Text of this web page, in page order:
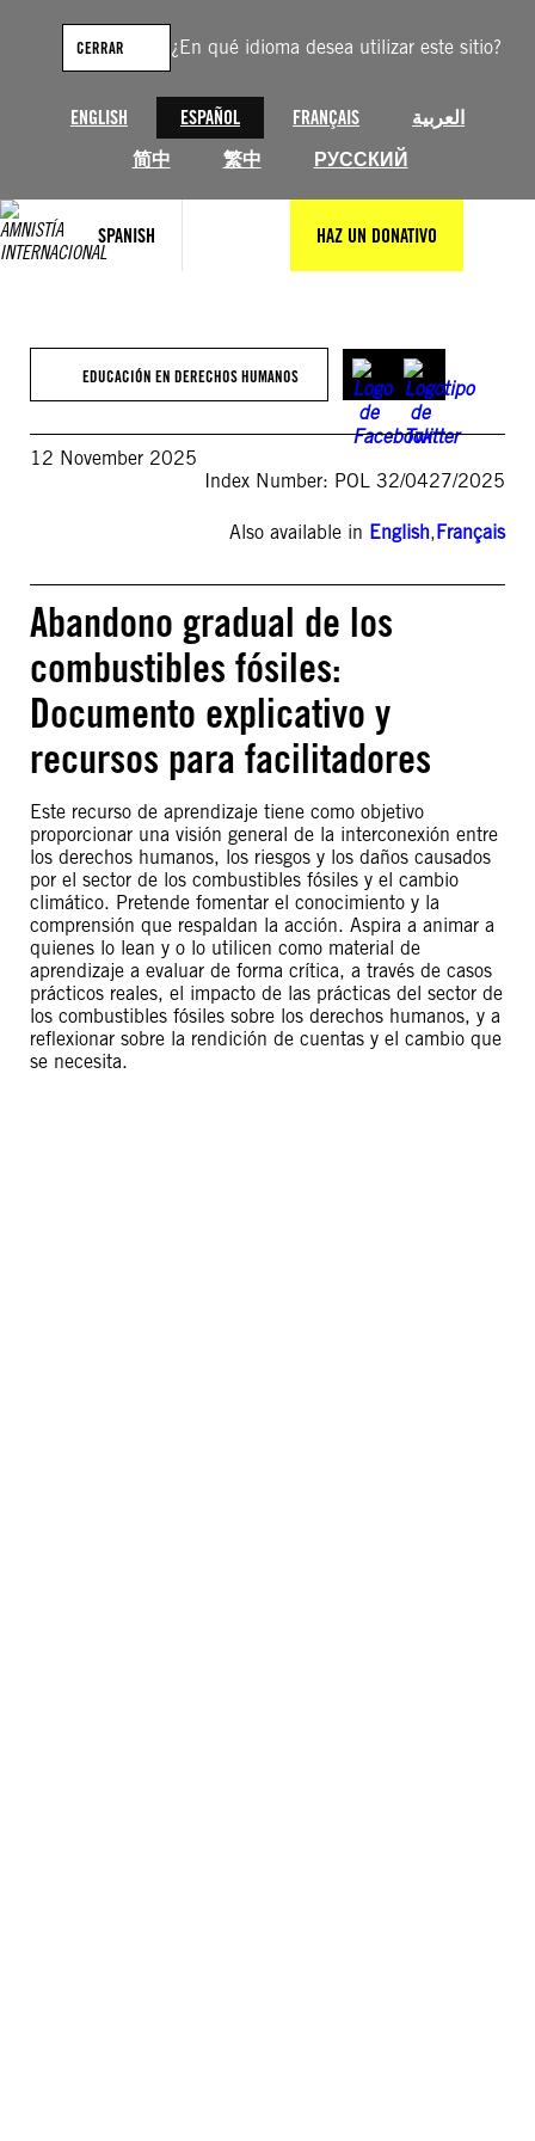
¿En qué idioma desea utilizar este sitio?
ENGLISH ESPAÑOL FRANÇAIS
العربية
简中
繁中 РУССКИЙ
CERRAR
SPANISH HAZ UN DONATIVO
contenido
EDUCACIÓN EN DERECHOS HUMANOS
12 November 2025
Index Number: POL 32/0427/2025
Also available in English,Français
Abandono gradual de los
combustibles fósiles:
Documento explicativo y
recursos para facilitadores
Este recurso de aprendizaje tiene como objetivo
proporcionar una visión general de la interconexión entre
los derechos humanos, los riesgos y los daños causados
por el sector de los combustibles fósiles y el cambio
climático. Pretende fomentar el conocimiento y la
comprensión que respaldan la acción. Aspira a animar a
quienes lo lean y o lo utilicen como material de
aprendizaje a evaluar de forma crítica, a través de casos
prácticos reales, el impacto de las prácticas del sector de
los combustibles fósiles sobre los derechos humanos, y a
reflexionar sobre la rendición de cuentas y el cambio que
se necesita.